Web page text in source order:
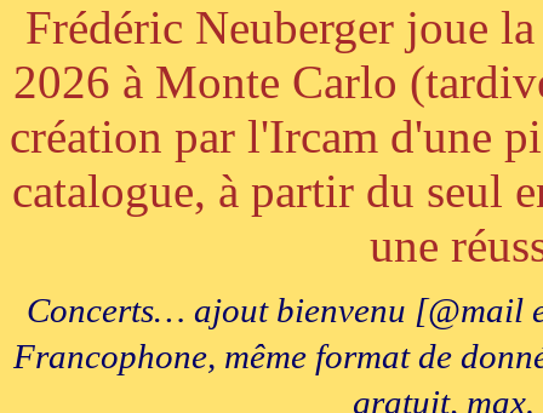
Frédéric Neuberger joue
2026 à Monte Carlo
création par l'Ircam d'une
catalogue, à partir du seul
une
Concerts… ajout bienvenu [@mail
Francophone, même format de
gratuit,